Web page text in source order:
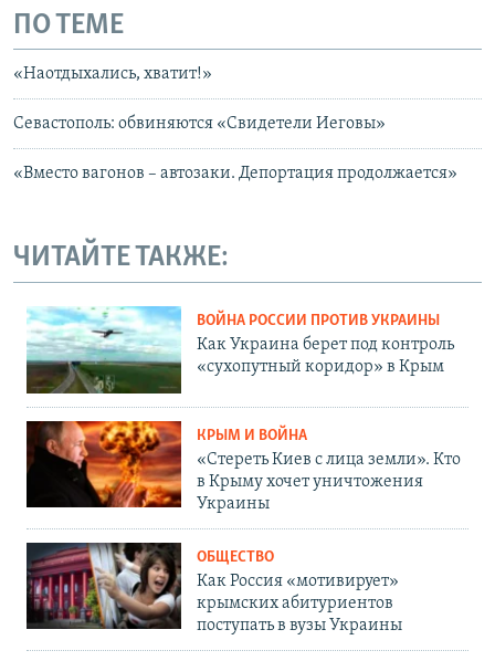
ПО ТЕМЕ
«Наотдыхались, хватит!»
Севастополь: обвиняются «Свидетели Иеговы»
«Вместо вагонов – автозаки. Депортация продолжается»
ЧИТАЙТЕ ТАКЖЕ:
ВОЙНА РОССИИ ПРОТИВ УКРАИНЫ
Как Украина берет под контроль
«сухопутный коридор» в Крым
КРЫМ И ВОЙНА
«Стереть Киев с лица земли». Кто
в Крыму хочет уничтожения
Украины
ОБЩЕСТВО
Как Россия «мотивирует»
крымских абитуриентов
поступать в вузы Украины